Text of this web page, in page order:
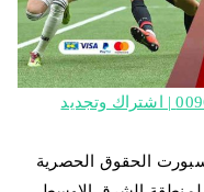
اشتراك الدوري الاسباني | 0096555404241 | اشتراك وتجديد
الحقوق الحصرية